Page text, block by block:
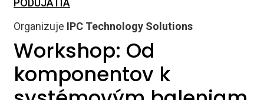
PODUJATIA
Organizuje IPC Technology Solutions
Workshop: Od
komponentov k